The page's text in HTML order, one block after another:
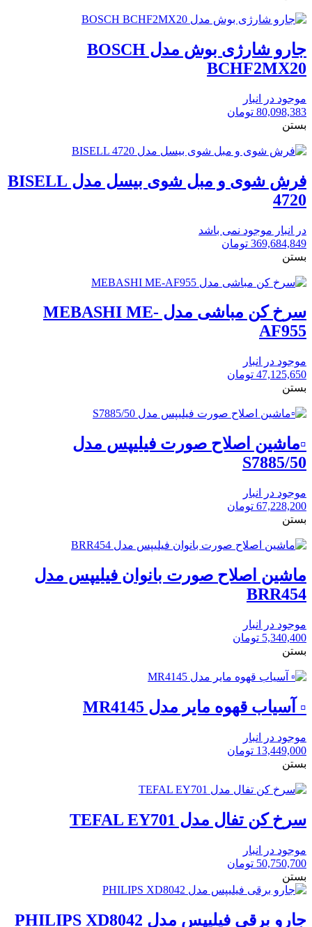
جارو شارژی بوش مدل BOSCH
BCHF2MX20
موجود در انبار
80,098,383 تومان
بستن
فرش شوی و مبل شوی بیسل مدل BISELL
4720
در انبار موجود نمی باشد
369,684,849 تومان
بستن
سرخ کن مباشی مدل MEBASHI ME-
AF955
موجود در انبار
47,125,650 تومان
بستن
▫️ماشین اصلاح صورت فیلیپس مدل
S7885/50
موجود در انبار
67,228,200 تومان
بستن
ماشین اصلاح صورت بانوان فیلیپس مدل
BRR454
موجود در انبار
5,340,400 تومان
بستن
▫️ آسیاب قهوه مایر مدل MR4145
موجود در انبار
13,449,000 تومان
بستن
سرخ کن تفال مدل TEFAL EY701
موجود در انبار
50,750,700 تومان
بستن
جارو برقی فیلیپس مدل PHILIPS XD8042